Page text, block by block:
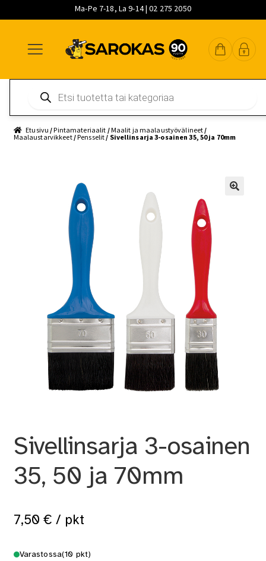
Ma-Pe 7-18, La 9-14 | 02 275 2050
navigointiin
sisältöön
pääsisältöön
search
Etusivu /Pintamateriaalit /Maalit ja maalaustyövälineet /
Maalaustarvikkeet/Pensselit / Sivellinsarja 3-osainen 35, 50 ja 70mm
Sivellinsarja 3-osainen
35, 50 ja 70mm
7,50 € / pkt
Varastossa(10 pkt)